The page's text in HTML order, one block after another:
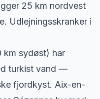
25 km nordvest
Udlejningsskranker i
km sydøst) har
turkist vand —
fjordkyst. Aix-en-